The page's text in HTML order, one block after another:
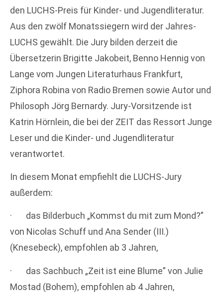
den LUCHS-Preis für Kinder- und Jugendliteratur.
Aus den zwölf Monatssiegern wird der Jahres-
LUCHS gewählt. Die Jury bilden derzeit die
Übersetzerin Brigitte Jakobeit, Benno Hennig von
Lange vom Jungen Literaturhaus Frankfurt,
Ziphora Robina von Radio Bremen sowie Autor und
Philosoph Jörg Bernardy. Jury-Vorsitzende ist
Katrin Hörnlein, die bei der ZEIT das Ressort Junge
Leser und die Kinder- und Jugendliteratur
verantwortet.
In diesem Monat empfiehlt die LUCHS-Jury
außerdem:
· das Bilderbuch „Kommst du mit zum Mond?”
von Nicolas Schuff und Ana Sender (III.)
(Knesebeck), empfohlen ab 3 Jahren,
· das Sachbuch „Zeit ist eine Blume” von Julie
Mostad (Bohem), empfohlen ab 4 Jahren,